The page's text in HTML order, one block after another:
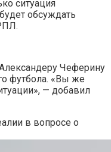
ситуация
обсуждать
Чеферину
футбола. «Вы же
— добавил
в вопросе о